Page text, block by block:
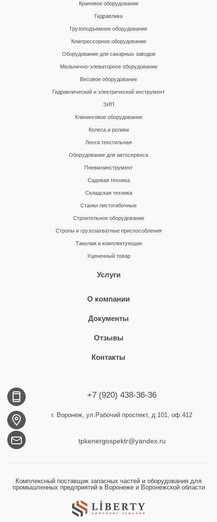
Крановое оборудование
Гидравлика
Грузоподъемное оборудование
Компрессорное оборудование
Оборудование для сахарных заводов
Мельнично-элеваторное оборудование
Весовое оборудование
Гидравлический и электрический инструмент
ЗИП
Клининговое оборудование
Колеса и ролики
Лента текстильная
Оборудование для автосервиса
Пневмоинструмент
Садовая техника
Складская техника
Станки листогибочные
Строительное оборудование
Стропы и грузозахватные приспособления
Такелаж и комплектующие
Уцененный товар
Услуги
О компании
Документы
Отзывы
Контакты
+7 (920) 438-36-36
г. Воронеж, ул.Рабочий проспект, д.101, оф.412
tpkenergospektr@yandex.ru
Комплексный поставщик запасных частей и оборудования для
промышленных предприятий в Воронеже и Воронежской области